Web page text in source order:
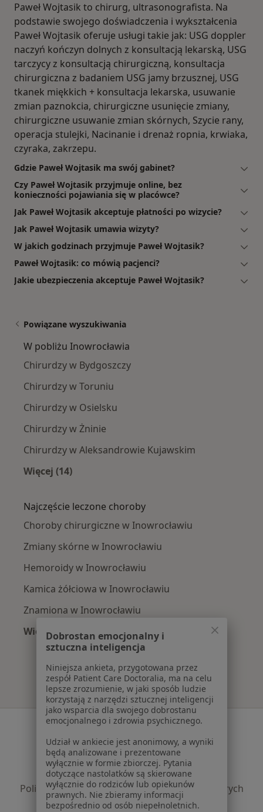
Paweł Wojtasik to chirurg, ultrasonografista. Na
podstawie swojego doświadczenia i wykształcenia
Paweł Wojtasik oferuje usługi takie jak: USG doppler
naczyń kończyn dolnych z konsultacją lekarską, USG
tarczycy z konsultacją chirurgiczną, konsultacja
chirurgiczna z badaniem USG jamy brzusznej, USG
tkanek miękkich + konsultacja lekarska, usuwanie
zmian paznokcia, chirurgiczne usunięcie zmiany,
chirurgiczne usuwanie zmian skórnych, Szycie rany,
operacja stulejki, Nacinanie i drenaż ropnia, krwiaka,
czyraka, zakrzepu.
Gdzie Paweł Wojtasik ma swój gabinet?
Czy Paweł Wojtasik przyjmuje online, bez
konieczności pojawiania się w placówce?
Jak Paweł Wojtasik akceptuje płatności po wizycie?
Jak Paweł Wojtasik umawia wizyty?
W jakich godzinach przyjmuje Paweł Wojtasik?
Paweł Wojtasik: co mówią pacjenci?
Jakie ubezpieczenia akceptuje Paweł Wojtasik?
Powiązane wyszukiwania
W pobliżu Inowrocławia
Chirurdzy w Bydgoszczy
Chirurdzy w Toruniu
Chirurdzy w Osielsku
Chirurdzy w Żninie
Chirurdzy w Aleksandrowie Kujawskim
Więcej (14)
Najczęście leczone choroby
Choroby chirurgiczne w Inowrocławiu
Zmiany skórne w Inowrocławiu
Hemoroidy w Inowrocławiu
Kamica żółciowa w Inowrocławiu
Znamiona w Inowrocławiu
Więcej (15)
Więcej w kategorii: Najczęście leczone
Serwis
Regulamin
Polityka prywatności pacjentów
Polityka prywatności profesjonalistów
Polityka prywatności dla profesjonalistów, których
dane pozyskaliśmy samodzielnie
Dobrostan emocjonalny i
sztuczna inteligencja
Niniejsza ankieta, przygotowana przez
zespół Patient Care Doctoralia, ma na celu
lepsze zrozumienie, w jaki sposób ludzie
korzystają z narzędzi sztucznej inteligencji
jako wsparcia dla swojego dobrostanu
emocjonalnego i zdrowia psychicznego.
Udział w ankiecie jest anonimowy, a wyniki
będą analizowane i prezentowane
wyłącznie w formie zbiorczej. Pytania
dotyczące nastolatków są skierowane
wyłącznie do rodziców lub opiekunów
prawnych. Nie zbieramy informacji
bezpośrednio od osób niepełnoletnich.